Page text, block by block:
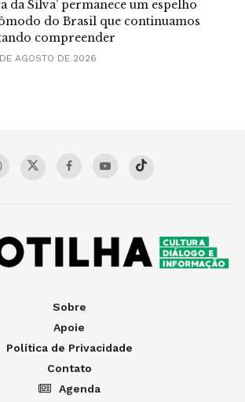
da Silva’ permanece um espelho
do Brasil que continuamos
compreender
AGOSTO DE 2026
Sobre
Apoie
Política de Privacidade
Contato
Agenda